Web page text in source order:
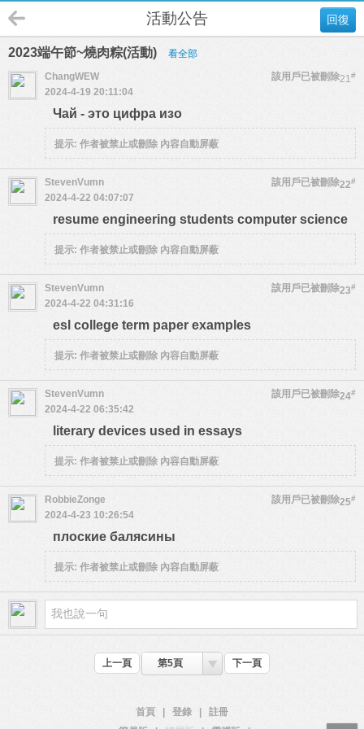
回復
活動公告
2023端午節~燒肉粽(活動) 看全部
21#
ChangWEW
該用戶已被刪除
2024-4-19 20:11:04
Чай - это цифра изо
提示: 作者被禁止或刪除 內容自動屏蔽
22#
StevenVumn
該用戶已被刪除
2024-4-22 04:07:07
resume engineering students computer science
提示: 作者被禁止或刪除 內容自動屏蔽
23#
StevenVumn
該用戶已被刪除
2024-4-22 04:31:16
esl college term paper examples
提示: 作者被禁止或刪除 內容自動屏蔽
24#
StevenVumn
該用戶已被刪除
2024-4-22 06:35:42
literary devices used in essays
提示: 作者被禁止或刪除 內容自動屏蔽
25#
RobbieZonge
該用戶已被刪除
2024-4-23 10:26:54
плоские балясины
提示: 作者被禁止或刪除 內容自動屏蔽
上一頁 第5頁 下一頁
首頁 登錄
註冊